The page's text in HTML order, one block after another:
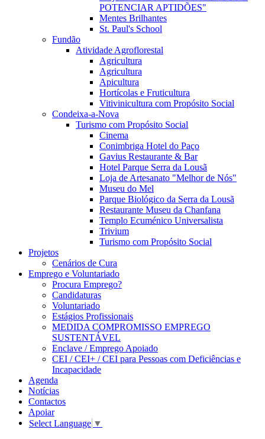
POTENCIAR APTIDÕES"
Mentes Brilhantes
St. Paul's School
Fundão
Atividade Agroflorestal
Agricultura
Agricultura
Apicultura
Hortícolas e Fruticultura
Vitivinicultura com Propósito Social
Condeixa-a-Nova
Turismo com Propósito Social
Cinema
Conimbriga Hotel do Paço
Gavius Restaurante & Bar
Hotel Parque Serra da Lousã
Loja de Artesanato "Melhor de Nós"
Museu do Mel
Parque Biológico da Serra da Lousã
Restaurante Museu da Chanfana
Templo Ecuménico Universalista
Trivium
Turismo com Propósito Social
Projetos
Cenários de Cura
Emprego e Voluntariado
Procura Emprego?
Candidaturas
Voluntariado
Estágios Profissionais
MEDIDA COMPROMISSO EMPREGO
SUSTENTÁVEL
Enclave / Emprego Apoiado
CEI / CEI+ / CEI para Pessoas com Deficiências e
Incapacidade
Agenda
Notícias
Contactos
Apoiar
Select Language ▼